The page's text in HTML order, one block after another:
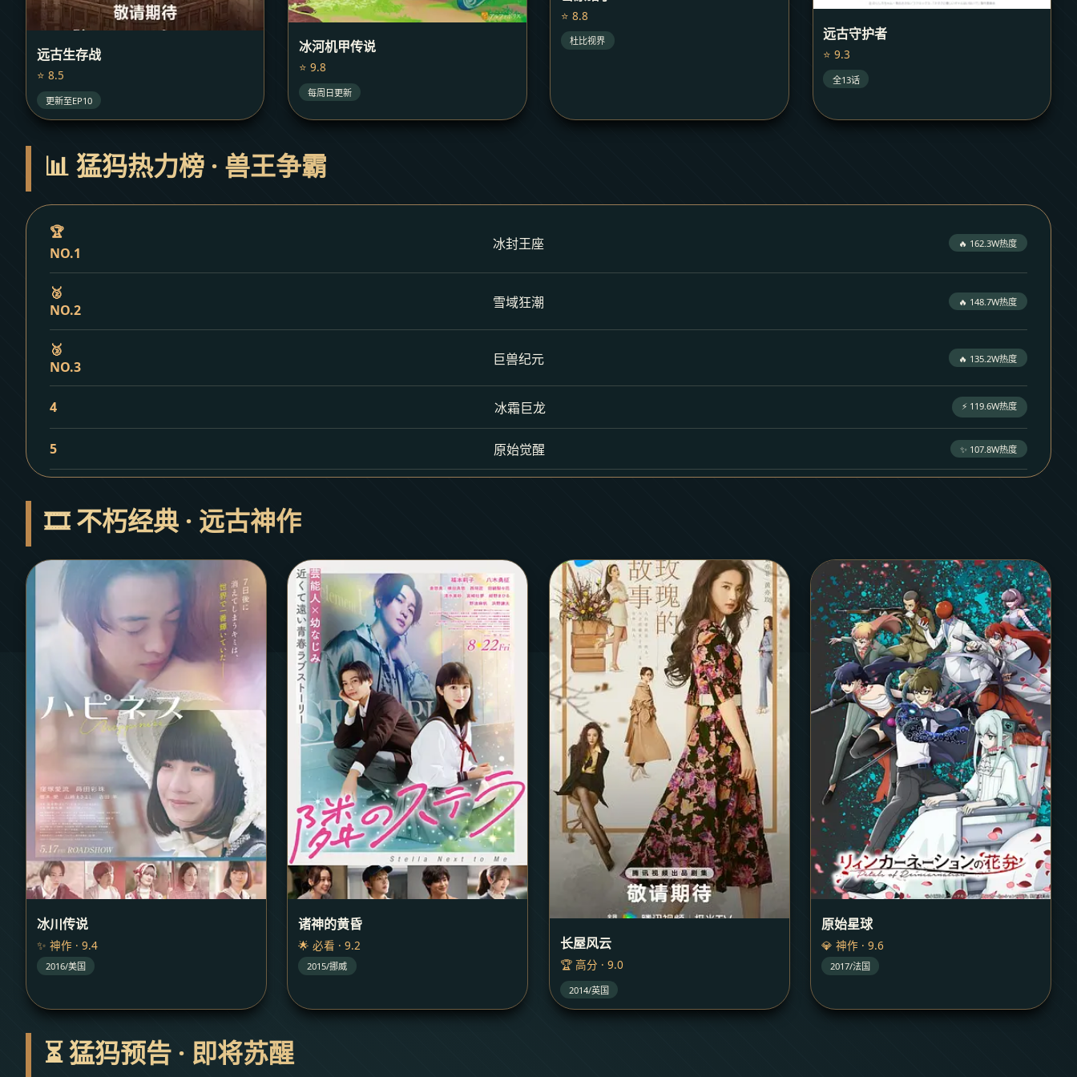
远古生存战
⭐ 8.5
更新至EP10
冰河机甲传说
⭐ 9.8
每周日更新
⭐ 8.8
杜比视界 远古守护者
⭐ 9.3
全13话
📊 猛犸热力榜 · 兽王争霸
🏆
NO.1
冰封王座 🔥 162.3W热度
🥈
NO.2
雪域狂潮 🔥 148.7W热度
🥉
NO.3
巨兽纪元 🔥 135.2W热度
4 冰霜巨龙 ⚡ 119.6W热度
5 原始觉醒 ✨ 107.8W热度
🎞️ 不朽经典 · 远古神作
冰川传说
✨ 神作 · 9.4
2016/美国
诸神的黄昏
🌟 必看 · 9.2
2015/挪威
长屋风云
🏆 高分 · 9.0
2014/英国
原始星球
💎 神作 · 9.6
2017/法国
⏳ 猛犸预告 · 即将苏醒